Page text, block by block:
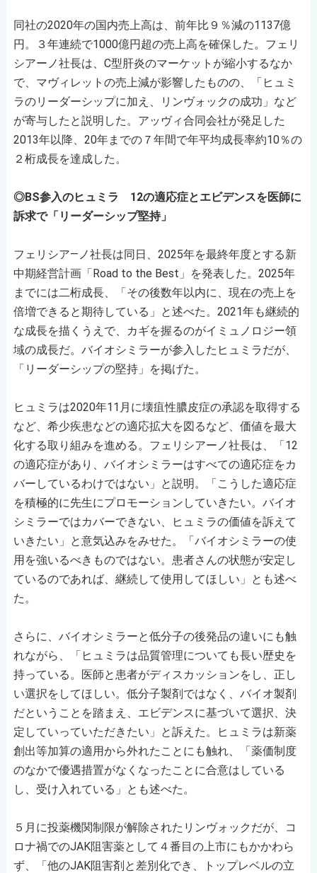
同社の2020年の国内売上高は、前年比９％減の1137億
円。３年連続で1000億円超の売上高を確保した。フェリ
シアーノ社長は、C型肝炎のマーケットが縮小するなか
で、マヴィレットの売上減が影響したものの、「ヒュミ
ラのリーダーシップに加え、リンヴォックの成功」など
が寄与したと説明した。アッヴィ合同会社が発足した
2013年以降、20年までの７年間で年平均成長率約10％の
２桁成長を達成した。
◎BS参入のヒュミラ 12の適応症とエビデンスを医師に
訴求で「リーダーシップ堅持」
フェリシア―ノ社長は同日、2025年を最終年度とする新
中期経営計画「Road to the Best」を発表した。2025年
までには二桁成長、「その後数年以内に、現在の売上を
倍増できると期待している」と述べた。2021年も継続的
な成長を描くうえで、カギを握るのがイミュノロジー領
域の成長だ。バイオシミラーが参入したヒュミラだが、
「リーダーシップの堅持」を掲げた。
ヒュミラは2020年11月に壊疽性膿皮症の承認を取得する
など、希少疾患などの適応拡大を図るなど、価値を最大
化する取り組みを進める。フェリシアーノ社長は、「12
の適応症があり、バイオシミラーはすべての適応症をカ
バーしているわけではない」と説明。「こうした適応症
を積極的に先生にプロモーションしていきたい。バイオ
シミラーではカバーできない、ヒュミラの価値を訴えて
いきたい」と意気込みをみせた。「バイオシミラーの使
用を強いるべきものではない。患者さんの状態が安定し
ているのであれば、継続して使用してほしい」とも述べ
た。
さらに、バイオシミラーと低分子の後発品の違いにも触
れながら、「ヒュミラは品質管理についても長い歴史を
持っている。医師と患者がディスカッションをし、正し
い選択をしてほしい。低分子製剤ではなく、バイオ製剤
だということを踏まえ、エビデンスに基づいて選択、決
定していっていただきたい」と訴えた。ヒュミラは新薬
創出等加算の適用から外れたことにも触れ、「薬価制度
のなかで優遇措置がなくなったことに合意はしている
し、受け入れている」とも述べた。
５月に投薬機関制限が解除されたリンヴォックだが、コ
ロナ禍でのJAK阻害薬として４番目の上市にもかかわら
ず、「他のJAK阻害剤と差別化でき、トップレベルの立